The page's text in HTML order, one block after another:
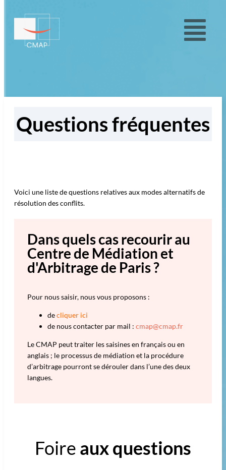
Questions fréquentes
Voici une liste de questions relatives aux modes alternatifs de
résolution des conflits.
Dans quels cas recourir au
Centre de Médiation et
d'Arbitrage de Paris ?
Pour nous saisir, nous vous proposons :
decliquer ici
de nous contacter par mail : cmap@cmap.fr
Le CMAP peut traiter les saisines en français ou en
anglais ; le processus de médiation et la procédure
d’arbitrage pourront se dérouler dans l’une des deux
langues.
Foire aux questions